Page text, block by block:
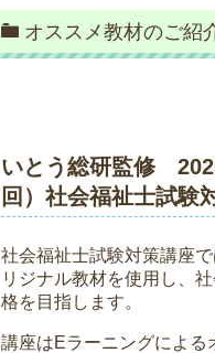
オススメ教材のご紹
いとう総研監修
回）社会福祉士試験
社会福祉士試験対策講座
リジナル教材を使用し、
格を目指します。
講座はEラーニングによる